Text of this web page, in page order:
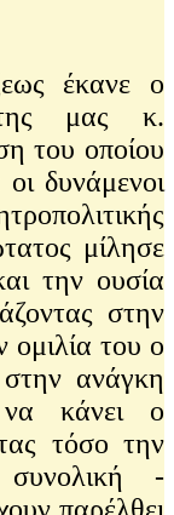
έκανε ο
μας κ.
του οποίου
δυνάμενοι
μίλησε
την ουσία
στην
ομιλία του ο
ανάγκη
να κάνει ο
τόσο την
-